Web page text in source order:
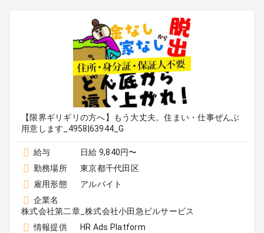
【限界ギリギリの方へ】もう大丈夫。住まい・仕事ぜんぶ
用意します_4958|63944_G
給与
日給 9,840円〜
勤務場所
東京都千代田区
雇用形態
アルバイト
企業名
株式会社第二章_株式会社小田急ビルサービス
情報提供
HR Ads Platform